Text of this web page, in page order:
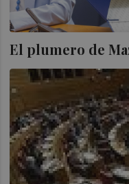
El plumero de